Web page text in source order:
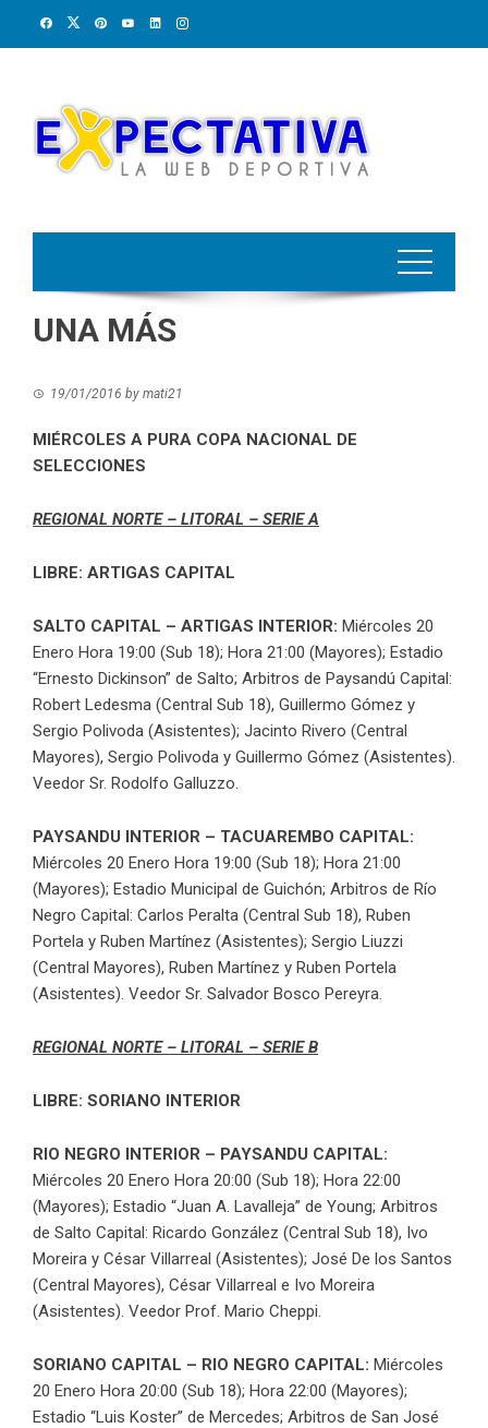
UNA MÁS
19/01/2016 by mati21
MIÉRCOLES A PURA COPA NACIONAL DE
SELECCIONES
REGIONAL NORTE – LITORAL – SERIE A
LIBRE: ARTIGAS CAPITAL
SALTO CAPITAL – ARTIGAS INTERIOR: Miércoles 20
Enero Hora 19:00 (Sub 18); Hora 21:00 (Mayores); Estadio
“Ernesto Dickinson” de Salto; Arbitros de Paysandú Capital:
Robert Ledesma (Central Sub 18), Guillermo Gómez y
Sergio Polivoda (Asistentes); Jacinto Rivero (Central
Mayores), Sergio Polivoda y Guillermo Gómez (Asistentes).
Veedor Sr. Rodolfo Galluzzo.
PAYSANDU INTERIOR – TACUAREMBO CAPITAL:
Miércoles 20 Enero Hora 19:00 (Sub 18); Hora 21:00
(Mayores); Estadio Municipal de Guichón; Arbitros de Río
Negro Capital: Carlos Peralta (Central Sub 18), Ruben
Portela y Ruben Martínez (Asistentes); Sergio Liuzzi
(Central Mayores), Ruben Martínez y Ruben Portela
(Asistentes). Veedor Sr. Salvador Bosco Pereyra.
REGIONAL NORTE – LITORAL – SERIE B
LIBRE: SORIANO INTERIOR
RIO NEGRO INTERIOR – PAYSANDU CAPITAL:
Miércoles 20 Enero Hora 20:00 (Sub 18); Hora 22:00
(Mayores); Estadio “Juan A. Lavalleja” de Young; Arbitros
de Salto Capital: Ricardo González (Central Sub 18), Ivo
Moreira y César Villarreal (Asistentes); José De los Santos
(Central Mayores), César Villarreal e Ivo Moreira
(Asistentes). Veedor Prof. Mario Cheppi.
SORIANO CAPITAL – RIO NEGRO CAPITAL: Miércoles
20 Enero Hora 20:00 (Sub 18); Hora 22:00 (Mayores);
Estadio “Luis Koster” de Mercedes; Arbitros de San José